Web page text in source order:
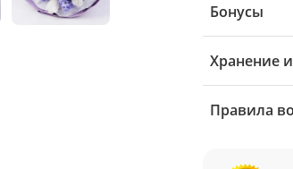
Бонусы
Хранение
Правила